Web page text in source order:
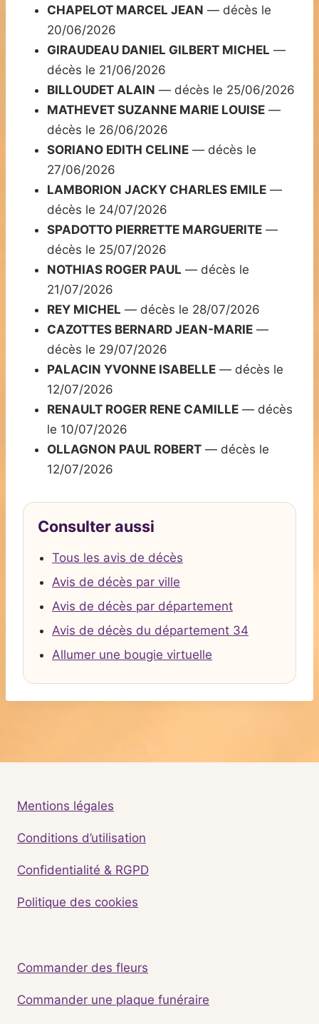
CHAPELOT MARCEL JEAN — décès le
20/06/2026
GIRAUDEAU DANIEL GILBERT MICHEL —
décès le 21/06/2026
BILLOUDET ALAIN — décès le 25/06/2026
MATHEVET SUZANNE MARIE LOUISE —
décès le 26/06/2026
SORIANO EDITH CELINE — décès le
27/06/2026
LAMBORION JACKY CHARLES EMILE —
décès le 24/07/2026
SPADOTTO PIERRETTE MARGUERITE —
décès le 25/07/2026
NOTHIAS ROGER PAUL — décès le
21/07/2026
REY MICHEL — décès le 28/07/2026
CAZOTTES BERNARD JEAN-MARIE —
décès le 29/07/2026
PALACIN YVONNE ISABELLE — décès le
12/07/2026
RENAULT ROGER RENE CAMILLE — décès
le 10/07/2026
OLLAGNON PAUL ROBERT — décès le
12/07/2026
Consulter aussi
Tous les avis de décès
Avis de décès par ville
Avis de décès par département
Avis de décès du département 34
Allumer une bougie virtuelle
Mentions légales
Conditions d’utilisation
Confidentialité & RGPD
Politique des cookies
Commander des fleurs
Commander une plaque funéraire